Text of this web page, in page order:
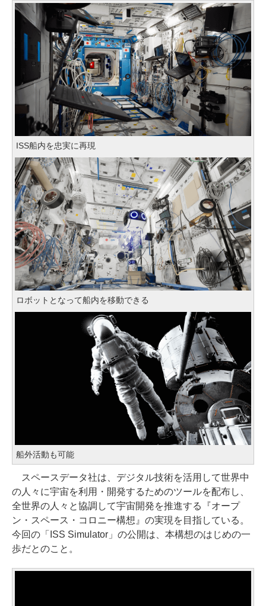
ISS船内を忠実に再現
ロボットとなって船内を移動できる
船外活動も可能
スペースデータ社は、デジタル技術を活用して世界中
の人々に宇宙を利用・開発するためのツールを配布し、
全世界の人々と協調して宇宙開発を推進する『オープ
ン・スペース・コロニー構想』の実現を目指している。
今回の「ISS Simulator」の公開は、本構想のはじめの一
歩だとのこと。